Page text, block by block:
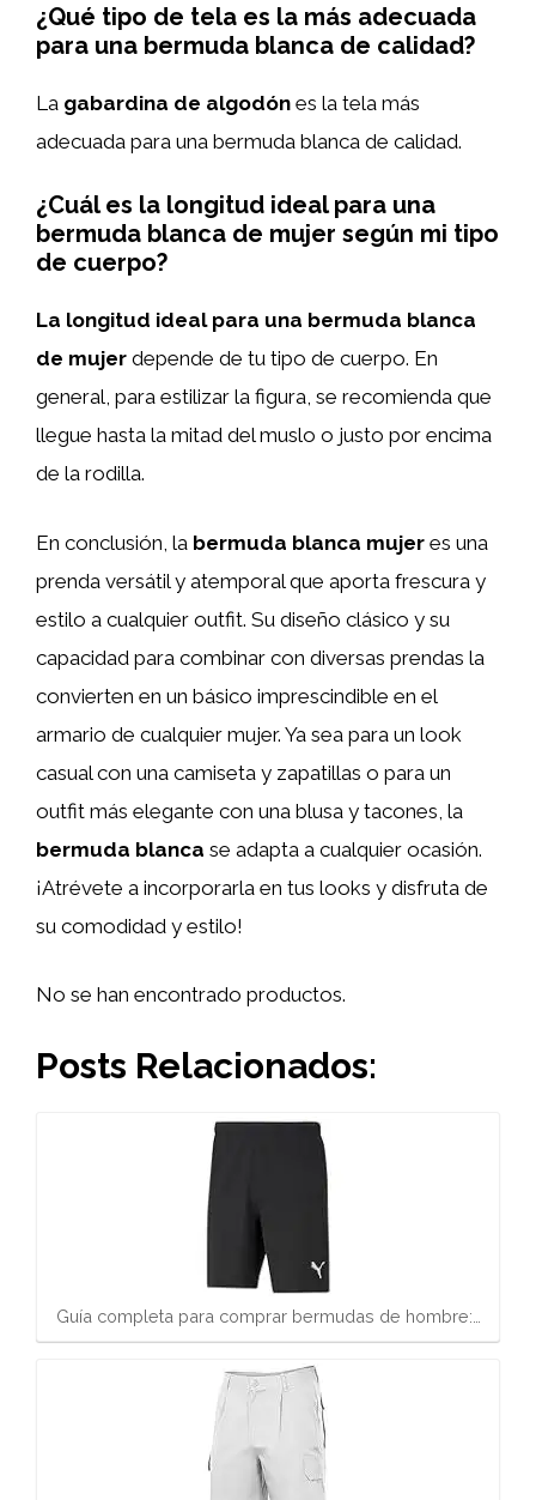
¿Qué tipo de tela es la más adecuada
para una bermuda blanca de calidad?
La gabardina de algodón es la tela más
adecuada para una bermuda blanca de calidad.
¿Cuál es la longitud ideal para una
bermuda blanca de mujer según mi tipo
de cuerpo?
La longitud ideal para una bermuda blanca
de mujer depende de tu tipo de cuerpo. En
general, para estilizar la figura, se recomienda que
llegue hasta la mitad del muslo o justo por encima
de la rodilla.
En conclusión, la bermuda blanca mujer es una
prenda versátil y atemporal que aporta frescura y
estilo a cualquier outfit. Su diseño clásico y su
capacidad para combinar con diversas prendas la
convierten en un básico imprescindible en el
armario de cualquier mujer. Ya sea para un look
casual con una camiseta y zapatillas o para un
outfit más elegante con una blusa y tacones, la
bermuda blanca se adapta a cualquier ocasión.
¡Atrévete a incorporarla en tus looks y disfruta de
su comodidad y estilo!
No se han encontrado productos.
Posts Relacionados:
Guía completa para comprar bermudas de hombre:…